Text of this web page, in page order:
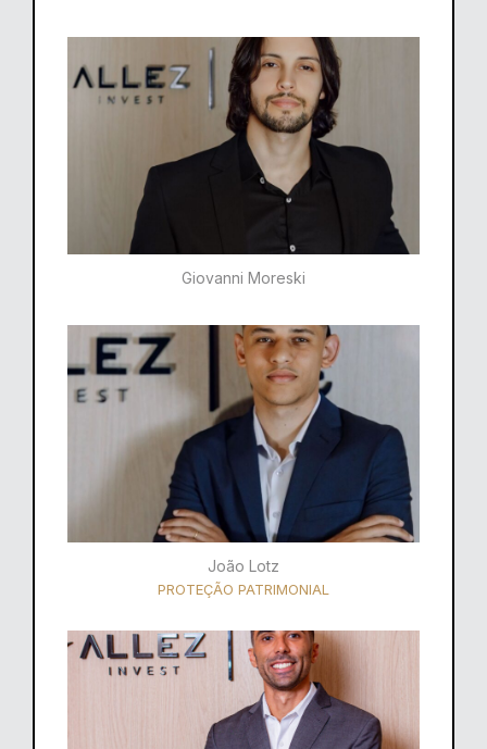
Giovanni Moreski
João Lotz
PROTEÇÃO PATRIMONIAL